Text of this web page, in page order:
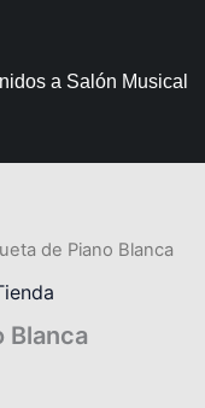
a Salón Musical
de Piano Blanca
Blanca